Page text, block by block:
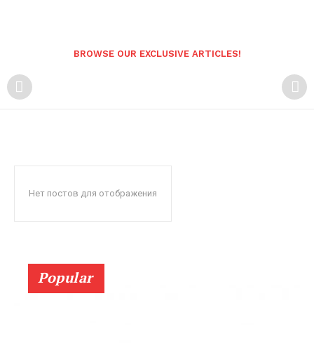
BROWSE OUR EXCLUSIVE ARTICLES!
Нет постов для отображения
Popular